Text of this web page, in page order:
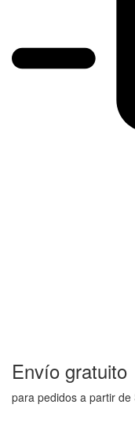
Envío gratuito
para pedidos a partir